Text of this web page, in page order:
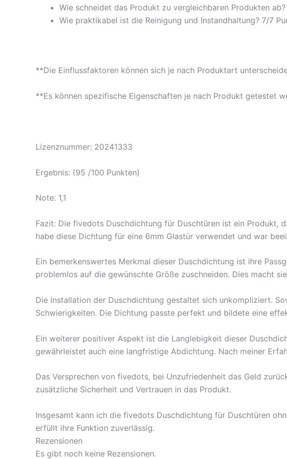
Wie schneidet das Produkt zu vergleichbaren Produkten
Wie praktikabel ist die Reinigung und Instandhaltung? 7/7
**Die Einflussfaktoren können sich je nach Produktart
**Es können spezifische Eigenschaften je nach Produkt getestet
Lizenznummer: 20241333
Ergebnis: (95 /100 Punkten)
Note: 1,1
Fazit: Die fivedots Duschdichtung für Duschtüren ist ein Produkt,
habe diese Dichtung für eine 6mm Glastür verwendet und war
Ein bemerkenswertes Merkmal dieser Duschdichtung ist ihre
problemlos auf die gewünschte Größe zuschneiden. Dies macht
Die Installation der Duschdichtung gestaltet sich unkompliziert.
Schwierigkeiten. Die Dichtung passte perfekt und bildete eine
Ein weiterer positiver Aspekt ist die Langlebigkeit dieser
gewährleistet auch eine langfristige Abdichtung. Nach meiner
Das Versprechen von fivedots, bei Unzufriedenheit das Geld
zusätzliche Sicherheit und Vertrauen in das Produkt.
Insgesamt kann ich die fivedots Duschdichtung für Duschtüren
erfüllt ihre Funktion zuverlässig.
Rezensionen
Es gibt noch keine Rezensionen.